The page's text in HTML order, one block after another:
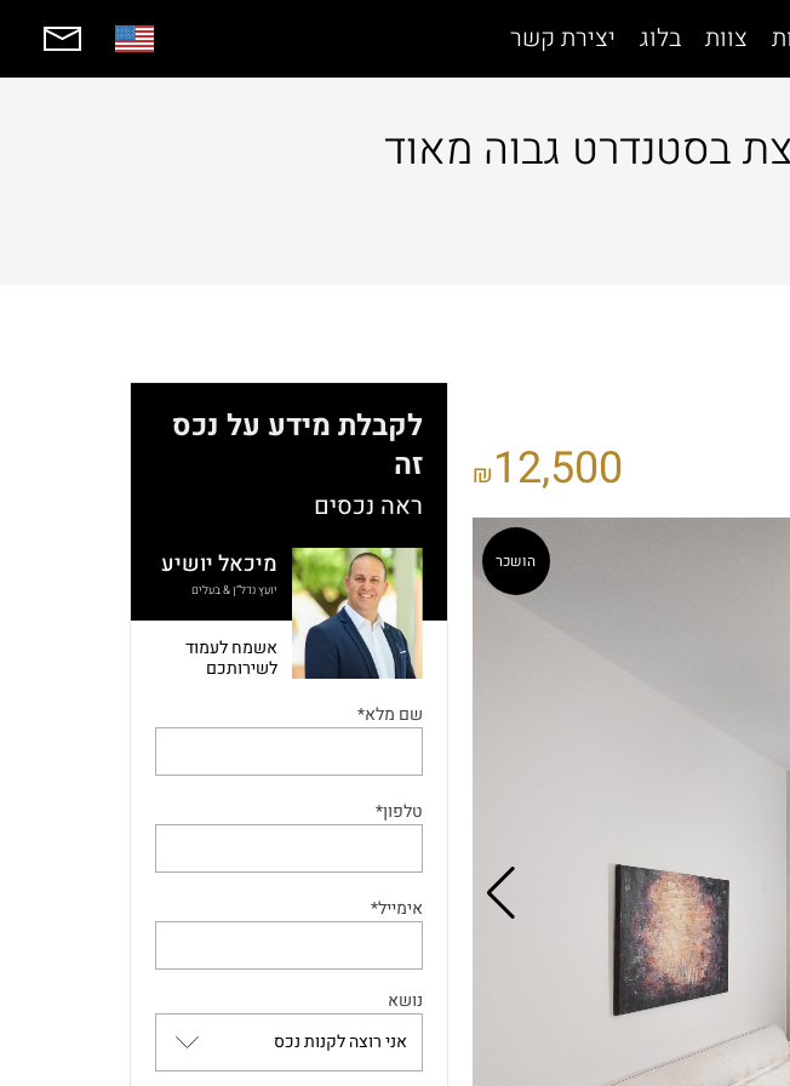
צוות בלוג יצירת קשר
בסטנדרט גבוה מאוד
הושכר
₪12,500
לקבלת מידע על נכס
זה
ראה נכסים
מיכאל יושיע
יועץ נדל”ן & בעלים
אשמח לעמוד
לשירותכם
שם מלא*
טלפון*
אימייל*
נושא